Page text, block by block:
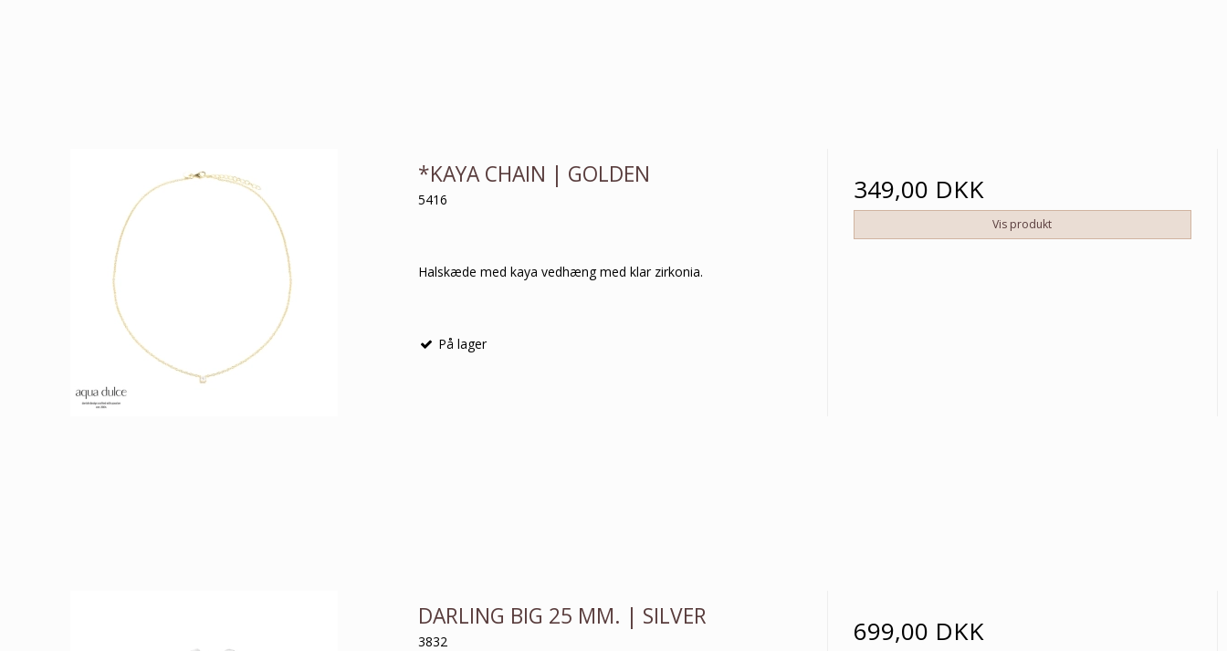
*KAYA CHAIN | GOLDEN
5416
Halskæde med kaya vedhæng med klar zirkonia.
På lager
349,00 DKK
Vis produkt
DARLING BIG 25 MM. | SILVER
3832 699,00 DKK